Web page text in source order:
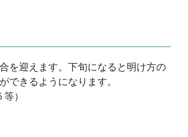
を迎えます。下旬になると明け方の
できるようになります。
）